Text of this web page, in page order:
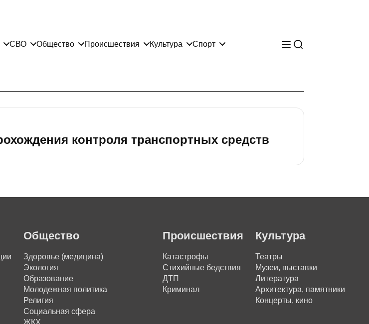
СВО Общество Происшествия Культура Спорт
контроля транспортных средств
Общество
Здоровье (медицина)
Экология
Образование
Молодежная политика
Религия
Социальная сфера
ЖКХ
Происшествия
Катастрофы
Стихийные бедствия
ДТП
Криминал
Культура
Театры
Музеи, выставки
Литература
Архитектура, памятники
Концерты, кино